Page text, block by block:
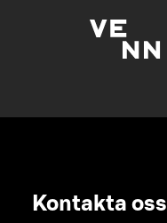
Kontakta oss